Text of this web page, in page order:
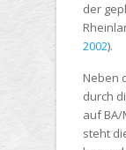
der
2002).
Neben
durch
auf
steht